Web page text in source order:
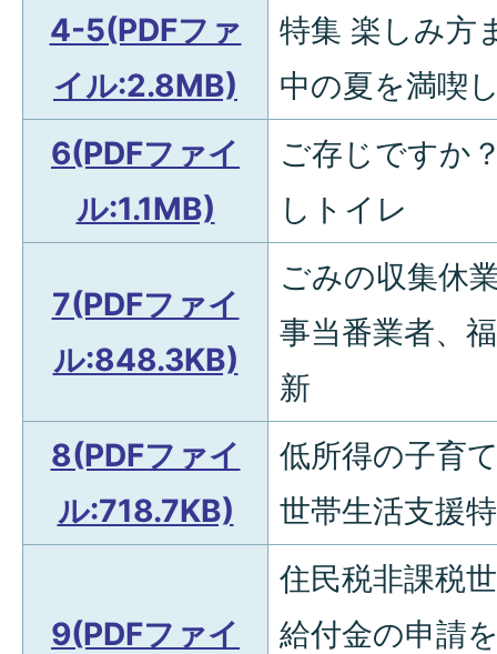
4-5(PDFファ
イル:2.8MB)
特集 楽しみ方
中の夏を満喫
6(PDFファイ
ル:1.1MB)
ご存じですか
しトイレ
7(PDFファイ
ル:848.3KB)
ごみの収集休
事当番業者、
新
8(PDFファイ
ル:718.7KB)
低所得の子育
世帯生活支援
9(PDFファイ
住民税非課税
給付金の申請